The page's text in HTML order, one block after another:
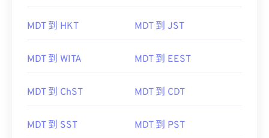
MDT 到 HKT MDT 到 JST
MDT 到 WITA MDT 到 EEST
MDT 到 ChST MDT 到 CDT
MDT 到 SST MDT 到 PST